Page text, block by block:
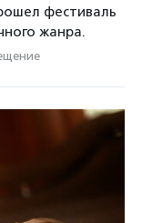
фестиваль
жанра.